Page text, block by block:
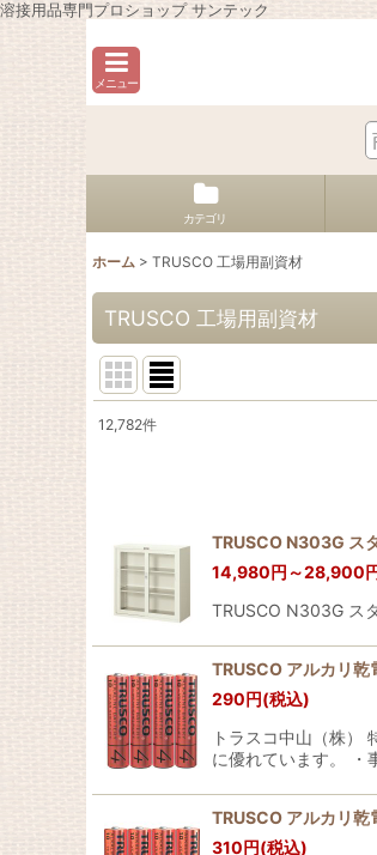
溶接用品専門プロショップ サンテック
メニュー
カテゴリ
ホーム > TRUSCO 工場用副資材
TRUSCO 工場用副資材
並び順:
12,782件
TRUSCO N303G ス
14,980円 ～28,900
TRUSCO N303G ス
TRUSCO アルカリ
290円(税込)
トラスコ中山（株）
に優れています。 ・
TRUSCO アルカリ
310円(税込)